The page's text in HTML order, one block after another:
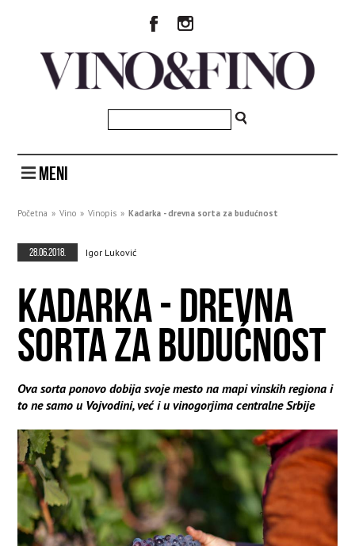
MENI
Početna » Vino » Vinopis » Kadarka - drevna sorta za budućnost
28.06.2018. Igor Luković
KADARKA - DREVNA
SORTA ZA BUDUĆNOST
Ova sorta ponovo dobija svoje mesto na mapi vinskih regiona i
to ne samo u Vojvodini, već i u vinogorjima centralne Srbije